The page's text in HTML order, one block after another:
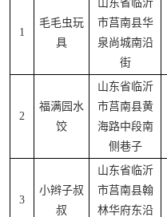
1
毛毛虫玩
具
山东省临沂
市莒南县华
泉尚城南沿
街
2
福满园水
饺
山东省临沂
市莒南县黄
海路中段南
侧巷子
3
小辫子叔
叔
山东省临沂
市莒南县翰
林华府东沿